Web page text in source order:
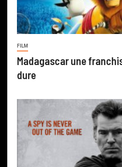
FILM
Madagascar une
dure